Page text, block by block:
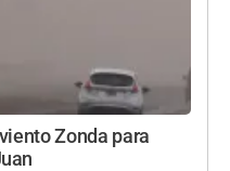
Zonda para